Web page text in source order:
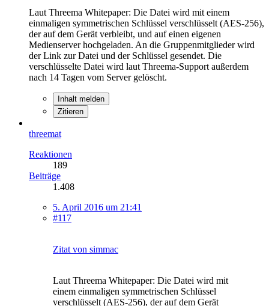
Laut Threema Whitepaper: Die Datei wird mit einem
einmaligen symmetrischen Schlüssel verschlüsselt (AES-256),
der auf dem Gerät verbleibt, und auf einen eigenen
Medienserver hochgeladen. An die Gruppenmitglieder wird
der Link zur Datei und der Schlüssel gesendet. Die
verschlüsselte Datei wird laut Threema-Support außerdem
nach 14 Tagen vom Server gelöscht.
Inhalt melden
Zitieren
threemat
Reaktionen
189
Beiträge
1.408
5. April 2016 um 21:41
#117
Zitat von simmac
Laut Threema Whitepaper: Die Datei wird mit
einem einmaligen symmetrischen Schlüssel
verschlüsselt (AES-256), der auf dem Gerät